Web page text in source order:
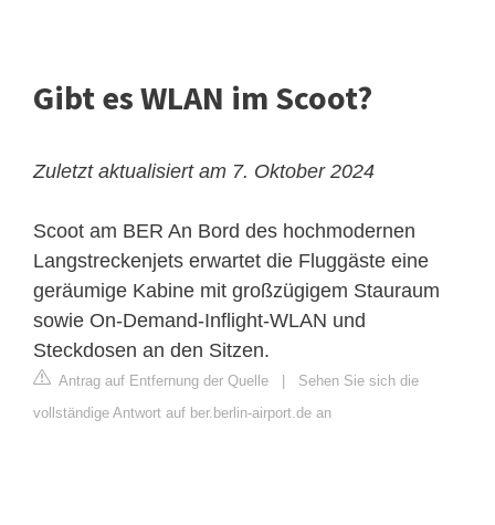
Gibt es WLAN im Scoot?
Zuletzt aktualisiert am 7. Oktober 2024
Scoot am BER An Bord des hochmodernen
Langstreckenjets erwartet die Fluggäste eine
geräumige Kabine mit großzügigem Stauraum
sowie On-Demand-Inflight-WLAN und
Steckdosen an den Sitzen.
Antrag auf Entfernung der Quelle
Sehen Sie sich die
vollständige Antwort auf ber.berlin-airport.de an